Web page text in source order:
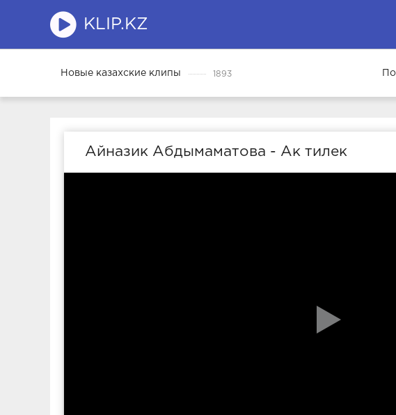
KLIP.KZ
Новые казахские клипы 1893
Айназик Абдымаматова - Ак тилек